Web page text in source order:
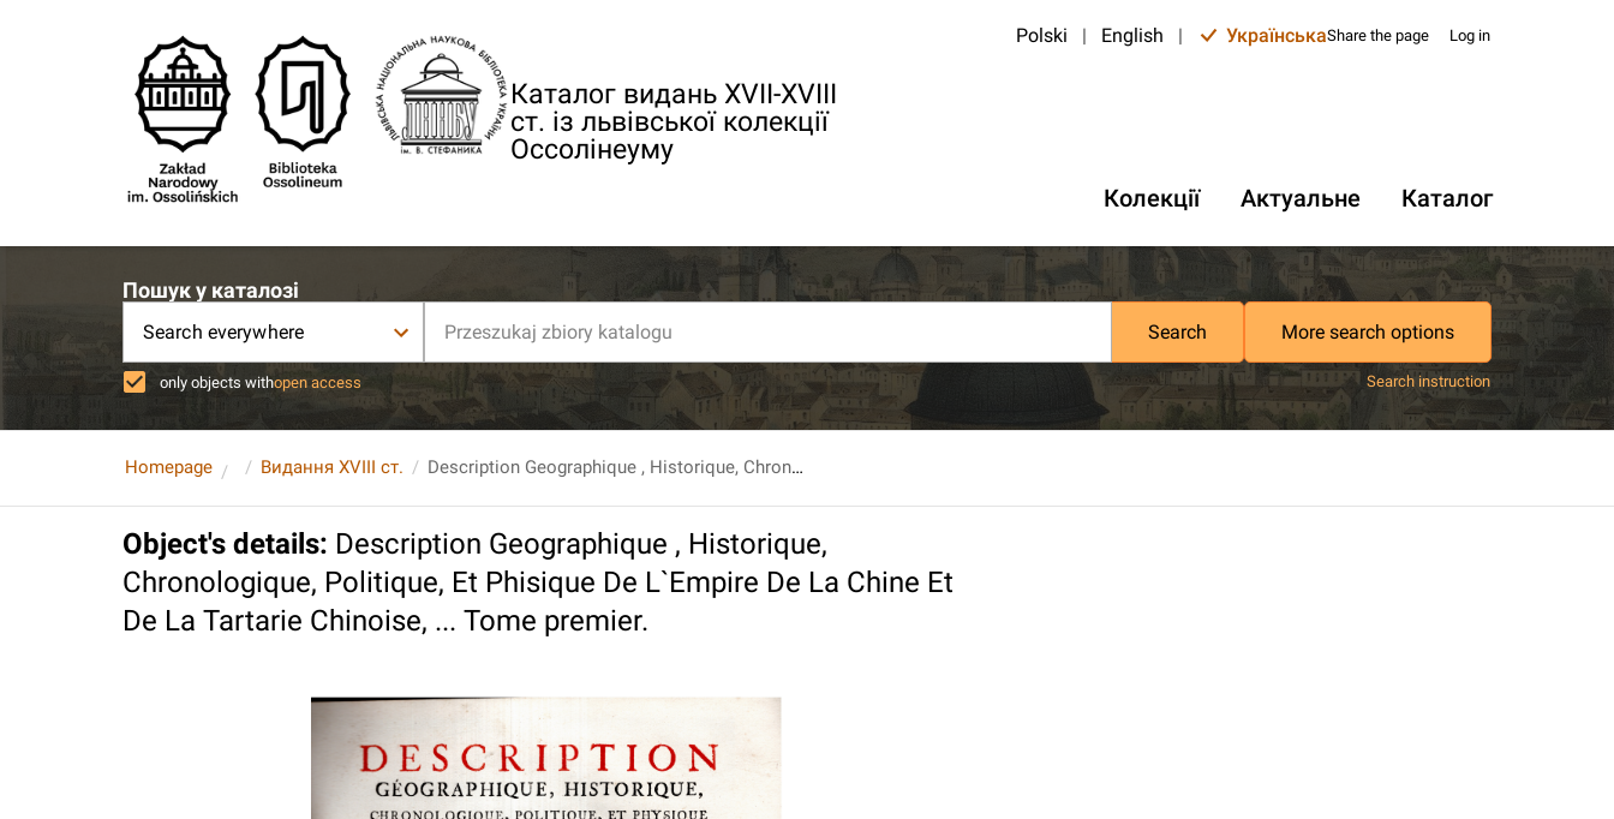
Каталог видань XVII-XVIII
ст. із львівської колекції
Оссолінеуму
Polski | English | УкраїнськаShare the page Log in
Колекції Актуальне Каталог
Пошук у каталозі
Search everywhere Search More search options
only objects withopen access Search instruction
Homepage Видання XVIII ст. Description Geographique , Historique, Chronologique, Politique, Et Phisique De L`Empire De La Chine Et De La Tartarie Chinoise, ... Tome premier.
Object's details: Description Geographique , Historique,
Chronologique, Politique, Et Phisique De L`Empire De La Chine Et
De La Tartarie Chinoise, ... Tome premier.